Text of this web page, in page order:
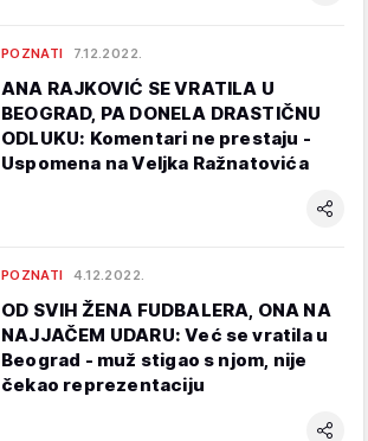
POZNATI 7.12.2022.
ANA RAJKOVIĆ SE VRATILA U
BEOGRAD, PA DONELA DRASTIČNU
ODLUKU: Komentari ne prestaju -
Uspomena na Veljka Ražnatovića
POZNATI 4.12.2022.
OD SVIH ŽENA FUDBALERA, ONA NA
NAJJAČEM UDARU: Već se vratila u
Beograd - muž stigao s njom, nije
čekao reprezentaciju